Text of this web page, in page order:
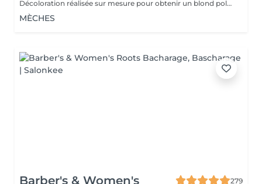
Décoloration réalisée sur mesure pour obtenir un blond polaire ,gris ou toute autre nuance claire . la prestation est adaptée à l'état et à la nature de vos cheveux afin de préserver leur qualité. Un devis personnalisé sera établi avant toute prestation , le tarif pouvant varier selon la longueur des cheveux ,l'épaisseur et le travail a réaliser .
MÈCHES
Barber's & Women's
279